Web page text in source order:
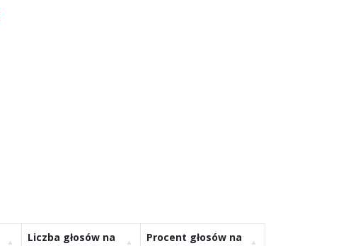
Liczba głosów na
Procent głosów na